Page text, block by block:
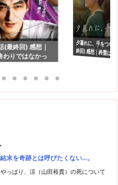
(最終回) 感想｜
わりではなかっ
夕暮れに、手をつな
終回) 感想｜終盤
い"頼りになってた
末を奇跡とは呼びたくない…。
っぱり、涼（山田裕貴）の死について